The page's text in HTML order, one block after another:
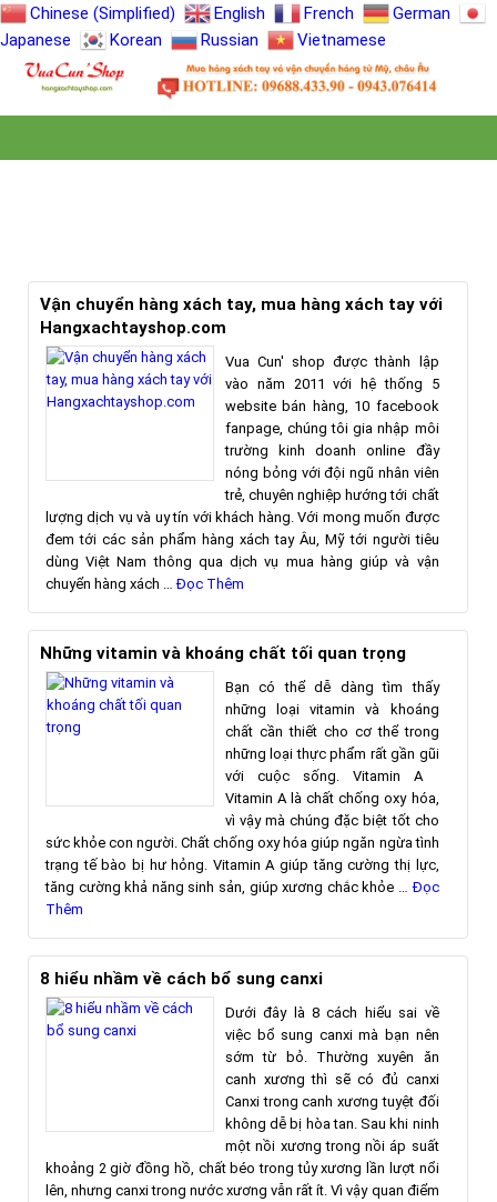
Chinese (Simplified) English French
German
Japanese
Korean Russian Vietnamese
Vận chuyển hàng xách tay, mua hàng xách tay với
Hangxachtayshop.com
Vua Cun' shop được thành lập
vào năm 2011 với hệ thống 5
website bán hàng, 10 facebook
fanpage, chúng tôi gia nhập môi
trường kinh doanh online đầy
nóng bỏng với đội ngũ nhân viên
trẻ, chuyên nghiệp hướng tới chất
lượng dịch vụ và uy tín với khách hàng. Với mong muốn được
đem tới các sản phẩm hàng xách tay Âu, Mỹ tới người tiêu
dùng Việt Nam thông qua dịch vụ mua hàng giúp và vận
chuyển hàng xách …Đọc Thêm
Những vitamin và khoáng chất tối quan trọng
Bạn có thể dễ dàng tìm thấy
những loại vitamin và khoáng
chất cần thiết cho cơ thể trong
những loại thực phẩm rất gần gũi
với cuộc sống. Vitamin A
Vitamin A là chất chống oxy hóa,
vì vậy mà chúng đặc biệt tốt cho
sức khỏe con người. Chất chống oxy hóa giúp ngăn ngừa tình
trạng tế bào bị hư hỏng. Vitamin A giúp tăng cường thị lực,
tăng cường khả năng sinh sản, giúp xương chắc khỏe …Đọc
Thêm
8 hiểu nhầm về cách bổ sung canxi
Dưới đây là 8 cách hiểu sai về
việc bổ sung canxi mà bạn nên
sớm từ bỏ. Thường xuyên ăn
canh xương thì sẽ có đủ canxi
Canxi trong canh xương tuyệt đối
không dễ bị hòa tan. Sau khi ninh
một nồi xương trong nồi áp suất
khoảng 2 giờ đồng hồ, chất béo trong tủy xương lần lượt nổi
lên, nhưng canxi trong nước xương vẫn rất ít. Vì vậy quan điểm